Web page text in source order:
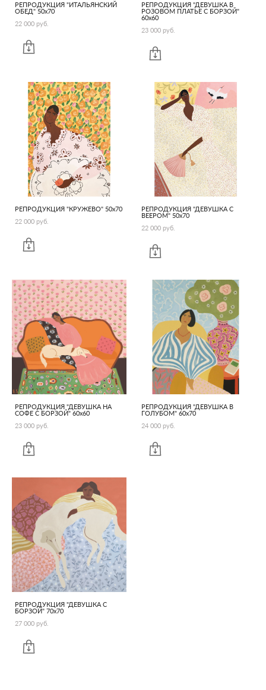
РЕПРОДУКЦИЯ "ИТАЛЬЯНСКИЙ
ОБЕД" 50х70
22 000 pуб.
РЕПРОДУКЦИЯ "ДЕВУШКА В
РОЗОВОМ ПЛАТЬЕ С БОРЗОЙ"
60х60
23 000 pуб.
РЕПРОДУКЦИЯ "КРУЖЕВО" 50х70
22 000 pуб.
РЕПРОДУКЦИЯ "ДЕВУШКА С
ВЕЕРОМ" 50х70
22 000 pуб.
РЕПРОДУКЦИЯ "ДЕВУШКА НА
СОФЕ С БОРЗОЙ" 60х60
23 000 pуб.
РЕПРОДУКЦИЯ "ДЕВУШКА В
ГОЛУБОМ" 60х70
24 000 pуб.
РЕПРОДУКЦИЯ "ДЕВУШКА С
БОРЗОЙ" 70х70
27 000 pуб.